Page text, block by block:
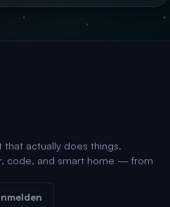
that actually does things.
code, and smart home — from